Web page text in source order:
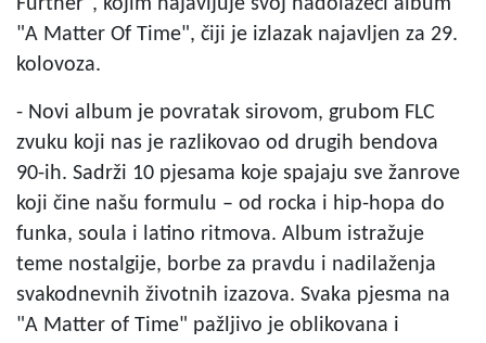
"A Matter Of Time", čiji je izlazak najavljen za 29.
kolovoza.
- Novi album je povratak sirovom, grubom FLC
zvuku koji nas je razlikovao od drugih bendova
90-ih. Sadrži 10 pjesama koje spajaju sve žanrove
koji čine našu formulu – od rocka i hip-hopa do
funka, soula i latino ritmova. Album istražuje
teme nostalgije, borbe za pravdu i nadilaženja
svakodnevnih životnih izazova. Svaka pjesma na
"A Matter of Time" pažljivo je oblikovana i